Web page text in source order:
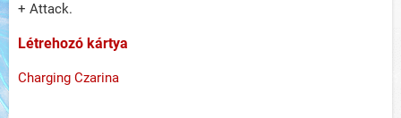
+ Attack.
Létrehozó kártya
Charging Czarina